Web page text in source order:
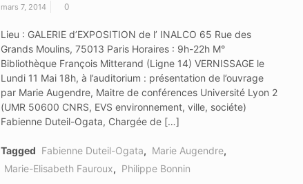
mars 7, 2014 0
Lieu : GALERIE d’EXPOSITION de l’ INALCO 65 Rue des
Grands Moulins, 75013 Paris Horaires : 9h-22h M°
Bibliothèque François Mitterand (Ligne 14) VERNISSAGE le
Lundi 11 Mai 18h, à l’auditorium : présentation de l’ouvrage
par Marie Augendre, Maitre de conférences Université Lyon 2
(UMR 50600 CNRS, EVS environnement, ville, sociéte)
Fabienne Duteil-Ogata, Chargée de […]
Tagged Fabienne Duteil-Ogata, Marie Augendre,
Marie-Elisabeth Fauroux, Philippe Bonnin